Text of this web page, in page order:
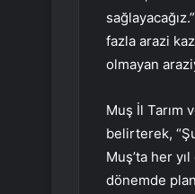
fazla arazi
olmayan
Muş İl Tarım
belirterek,
Muş’ta her
dönemde